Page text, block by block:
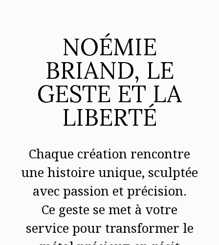
NOÉMIE
BRIAND, LE
GESTE ET LA
LIBERTÉ
Chaque création rencontre
une histoire unique, sculptée
avec passion et précision.
Ce geste se met à votre
service pour transformer le